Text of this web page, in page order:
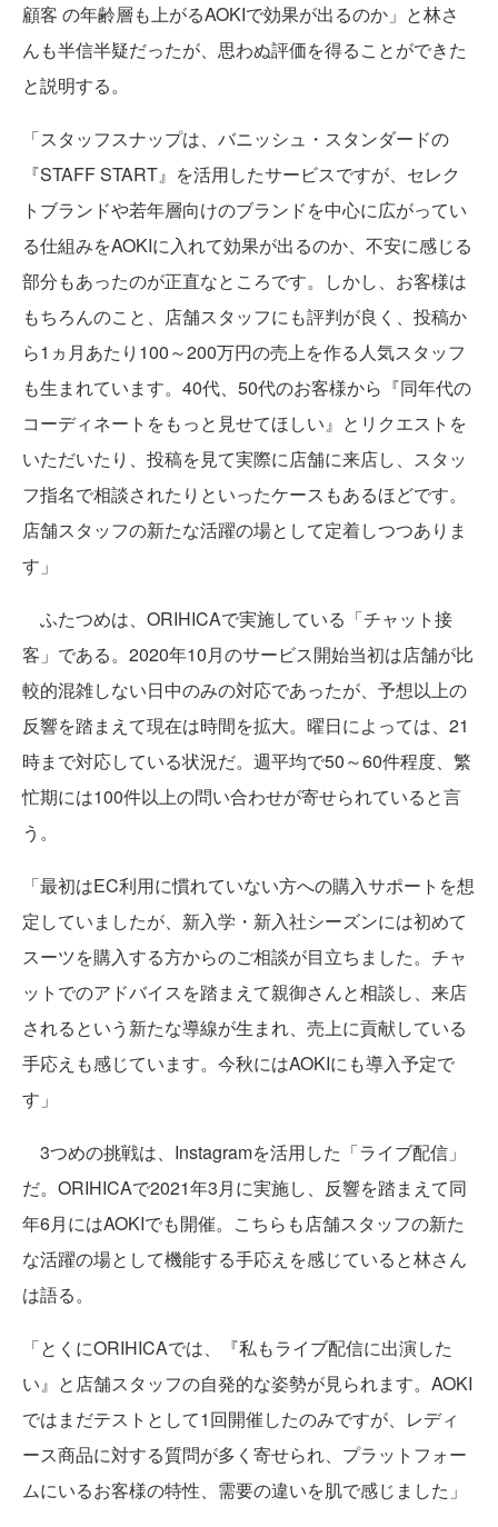
顧客 の年齢層も上がるAOKIで効果が出るのか」と林さ
んも半信半疑だったが、思わぬ評価を得ることができた
と説明する。
「スタッフスナップは、バニッシュ・スタンダードの
『STAFF START』を活用したサービスですが、セレク
トブランドや若年層向けのブランドを中心に広がってい
る仕組みをAOKIに入れて効果が出るのか、不安に感じる
部分もあったのが正直なところです。しかし、お客様は
もちろんのこと、店舗スタッフにも評判が良く、投稿か
ら1ヵ月あたり100～200万円の売上を作る人気スタッフ
も生まれています。40代、50代のお客様から『同年代の
コーディネートをもっと見せてほしい』とリクエストを
いただいたり、投稿を見て実際に店舗に来店し、スタッ
フ指名で相談されたりといったケースもあるほどです。
店舗スタッフの新たな活躍の場として定着しつつありま
す」
ふたつめは、ORIHICAで実施している「チャット接
客」である。2020年10月のサービス開始当初は店舗が比
較的混雑しない日中のみの対応であったが、予想以上の
反響を踏まえて現在は時間を拡大。曜日によっては、21
時まで対応している状況だ。週平均で50～60件程度、繁
忙期には100件以上の問い合わせが寄せられていると言
う。
「最初はEC利用に慣れていない方への購入サポートを想
定していましたが、新入学・新入社シーズンには初めて
スーツを購入する方からのご相談が目立ちました。チャ
ットでのアドバイスを踏まえて親御さんと相談し、来店
されるという新たな導線が生まれ、売上に貢献している
手応えも感じています。今秋にはAOKIにも導入予定で
す」
3つめの挑戦は、Instagramを活用した「ライブ配信」
だ。ORIHICAで2021年3月に実施し、反響を踏まえて同
年6月にはAOKIでも開催。こちらも店舗スタッフの新た
な活躍の場として機能する手応えを感じていると林さん
は語る。
「とくにORIHICAでは、『私もライブ配信に出演した
い』と店舗スタッフの自発的な姿勢が見られます。AOKI
ではまだテストとして1回開催したのみですが、レディ
ース商品に対する質問が多く寄せられ、プラットフォー
ムにいるお客様の特性、需要の違いを肌で感じました」